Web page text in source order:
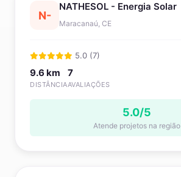
N-
NATHESOL - Energia Solar
Maracanaú, CE
5.0 (7)
9.6 km
DISTÂNCIA
7
AVALIAÇÕES
5.0/5
Atende projetos na região